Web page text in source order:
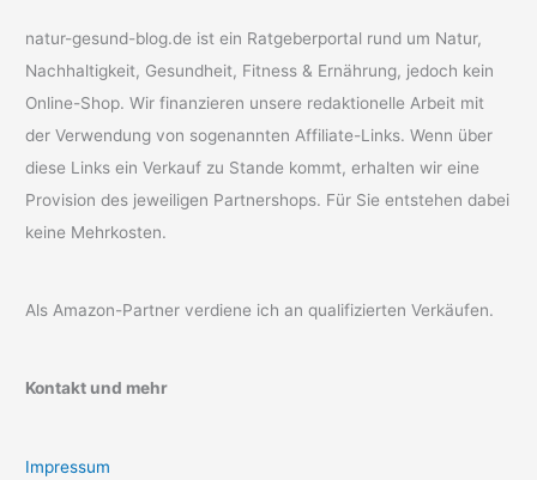
natur-gesund-blog.de ist ein Ratgeberportal rund um Natur,
Nachhaltigkeit, Gesundheit, Fitness & Ernährung, jedoch kein
Online-Shop. Wir finanzieren unsere redaktionelle Arbeit mit
der Verwendung von sogenannten Affiliate-Links. Wenn über
diese Links ein Verkauf zu Stande kommt, erhalten wir eine
Provision des jeweiligen Partnershops. Für Sie entstehen dabei
keine Mehrkosten.
Als Amazon-Partner verdiene ich an qualifizierten Verkäufen.
Kontakt und mehr
Impressum